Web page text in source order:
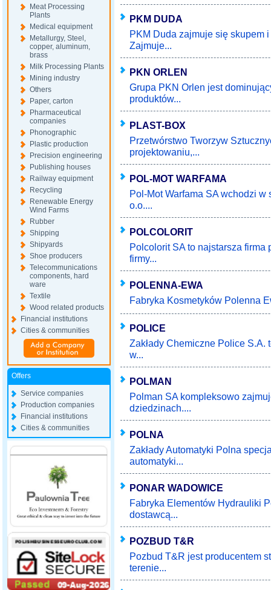
Meat Processing
Plants
Medical equipment
Metallurgy, Steel,
copper, aluminum,
brass
Milk Processing Plants
Mining industry
Others
Paper, carton
Pharmaceutical
companies
Phonographic
Plastic production
Precision engineering
Publishing houses
Railway equipment
Recycling
Renewable Energy
Wind Farms
Rubber
Shipping
Shipyards
Shoe producers
Telecommunications
components, hard
ware
Textile
Wood related products
Financial institutions
Cities & communities
Offers
Service companies
Production companies
Financial institutions
Cities & communities
PKM DUDA
PKM Duda zajmuje się skupem
Zajmuje...
PKN ORLEN
Grupa PKN Orlen jest
produktów...
PLAST-BOX
Przetwórstwo Tworzyw
projektowaniu,...
POL-MOT WARFAMA
Pol-Mot Warfama SA wchodzi w
o.o....
POLCOLORIT
Polcolorit SA to najstarsza firma
firmy...
POLENNA-EWA
Fabryka Kosmetyków Polenna
POLICE
Zakłady Chemiczne Police
w...
POLMAN
Polman SA kompleksowo
dziedzinach....
POLNA
Zakłady Automatyki Polna
automatyki...
PONAR WADOWICE
Fabryka Elementów Hydrauliki
dostawcą...
POZBUD T&R
Pozbud T&R jest producentem
terenie...